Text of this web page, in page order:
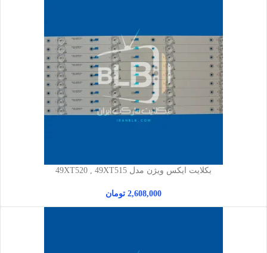
بکلایت ایکس ویژن مدل 49XT520 , 49XT515
2,608,000 تومان